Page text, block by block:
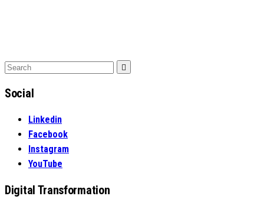
Search
Social
Linkedin
Facebook
Instagram
YouTube
Digital Transformation